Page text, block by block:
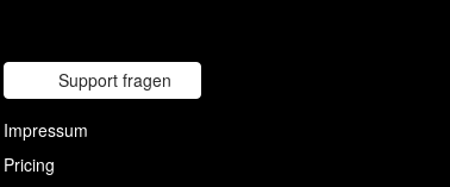
Support fragen
Impressum
Pricing